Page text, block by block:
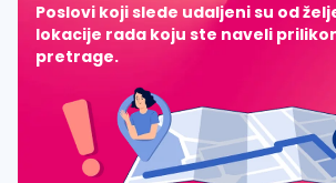
Poslovi koji slede udaljeni su od
lokacije rada koju ste naveli
pretrage.